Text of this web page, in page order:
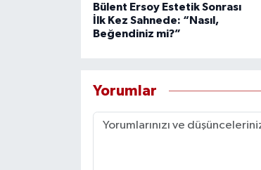
Bülent Ersoy Estetik Sonrası
İlk Kez Sahnede: “Nasıl,
Beğendiniz mi?”
Yorumlar